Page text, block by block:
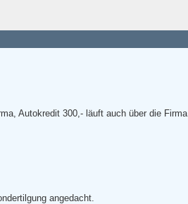
Autokredit 300,- läuft auch über die Firma
angedacht.